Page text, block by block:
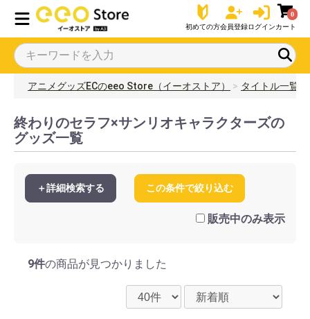
初めての方会員登録ログイン
0
カート
アニメグッズECのeeo Store（イーオストア） タイトル一覧
終わりのセラフ×サンリオキャラクターズの
グッズ一覧
＋詳細検索する この条件で絞り込む
販売中のみ表示
9件の商品が見つかりました